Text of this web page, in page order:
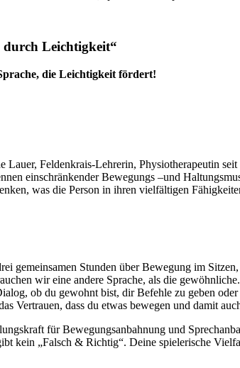
Leichtigkeit“
die Leichtigkeit fördert!
Lauer, Feldenkrais-Lehrerin, Physiotherapeutin
einschränkender Bewegungs –und
was die Person in ihren vielfältigen
gemeinsamen Stunden über Bewegung im
wir eine andere Sprache, als die
ob du gewohnt bist, dir Befehle zu geben
Vertrauen, dass du etwas bewegen und damit
für Bewegungsanbahnung und
kein „Falsch & Richtig“. Deine spielerische